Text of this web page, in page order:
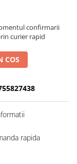
confirmarii
curier rapid
COS
rapida